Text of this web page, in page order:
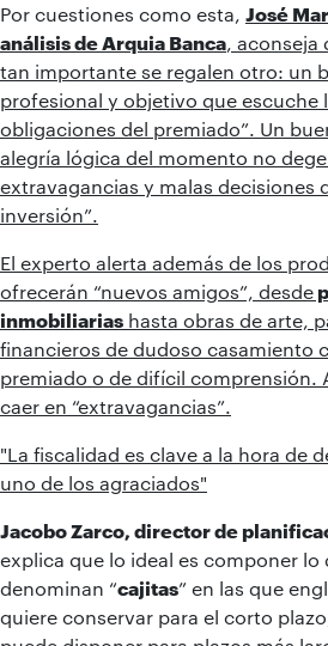
Por cuestiones como esta, José
análisis de Arquia Banca ,
tan importante se regalen otro: un
profesional y objetivo que escuche
obligaciones del premiado”. Un
alegría lógica del momento no
extravagancias y malas decisiones
inversión”.
El experto alerta además de los
ofrecerán “nuevos amigos”, desde
inmobiliarias hasta obras de arte,
financieros de dudoso casamiento
premiado o de difícil comprensión.
caer en “extravagancias”.
"La fiscalidad es clave a la hora de
uno de los agraciados"
Jacobo Zarco, director de
explica que lo ideal es componer lo
denominan “cajitas” en las que
quiere conservar para el corto